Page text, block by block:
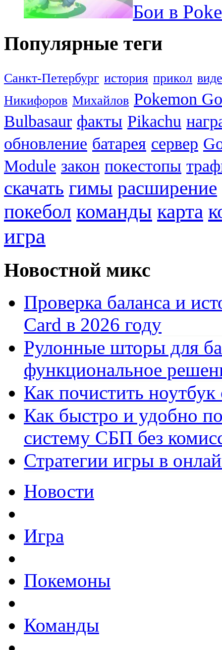
Бои в
Популярные теги
Санкт-Петербург история прикол
Никифоров Михайлов Pokemon Go
Bulbasaur факты Pikachu
обновление батарея сервер
Module закон покестопы
скачать гимы расширение
покебол команды карта
игра
Новостной микс
Проверка баланса и
Card в 2026 году
Рулонные шторы для
функциональное
Как почистить
Как быстро и удобно
систему СБП без
Стратегии игры в
Новости
Игра
Покемоны
Команды